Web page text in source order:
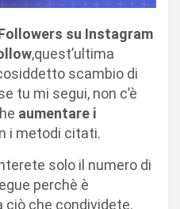
su Instagram
,quest’ultima
scambio di
tu mi segui, non c’è
aumentare i
i metodi citati.
solo il numero di
perchè è
che condividete.